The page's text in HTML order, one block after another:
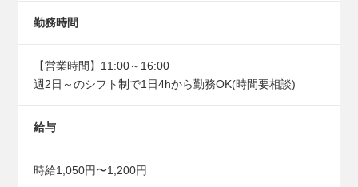
勤務時間
【営業時間】11:00～16:00
週2日～のシフト制で1日4hから勤務OK(時間要相談)
給与
時給1,050円〜1,200円